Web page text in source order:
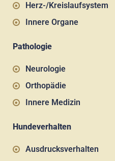
Herz-/Kreislaufsystem
Innere Organe
Pathologie
Neurologie
Orthopädie
Innere Medizin
Hundeverhalten
Ausdrucksverhalten